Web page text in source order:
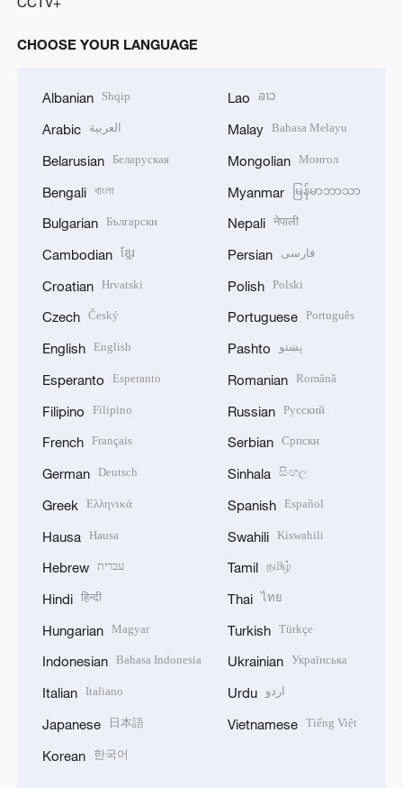
CHOOSE YOUR LANGUAGE
Albanian Shqip
Arabic العربية
Belarusian Беларуская
Bengali বাংলা
Bulgarian Български
Cambodian ខ្មែរ
Croatian Hrvatski
Czech Český
English English
Esperanto Esperanto
Filipino Filipino
French Français
German Deutsch
Greek Ελληνικά
Hausa Hausa
Hebrew עברית
Hindi हिन्दी
Hungarian Magyar
Indonesian Bahasa Indonesia
Italian Italiano
Japanese 日本語
Korean 한국어
Lao ລາວ
Malay Bahasa Melayu
Mongolian Монгол
Myanmar မြန်မာဘာသာ
Nepali नेपाली
Persian فارسی
Polish Polski
Portuguese Português
Pashto پښتو
Romanian Română
Russian Русский
Serbian Српски
Sinhala සිංහල
Spanish Español
Swahili Kiswahili
Tamil தமிழ்
Thai ไทย
Turkish Türkçe
Ukrainian Українська
Urdu اردو
Vietnamese Tiếng Việt